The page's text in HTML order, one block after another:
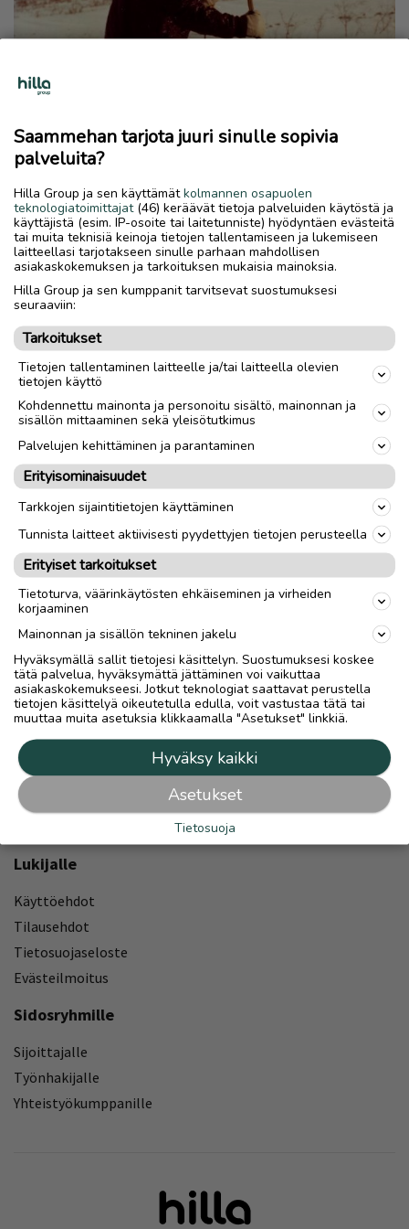
Urho Kekkonen hiihteli Anterissa
kevättalvella 1956 - Kovakuntoinen
presidentti teki satojen kilometrien
hiihtoretken pitkin itärajaa
KOTIMAA8.9.2024
Takaisin ylös
Hilla Group Oyj
Rantakatu 10 / PL 45
Puh: 020 750 4469
Tuottajan yhteystiedot
Medianvapausasetus
Tietosuojalauseke
Tietosuojakuvaus
Tietosuoja-asetukset
Mainostajalle
Mainostajalle
Mediatiedot
Lukijalle
Käyttöehdot
Tilausehdot
Tietosuojaseloste
Evästeilmoitus
Sidosryhmille
Sijoittajalle
Työnhakijalle
Yhteistyökumppanille
Saammehan tarjota juuri sinulle sopivia
palveluita?
Hilla Group ja sen käyttämätkolmannen osapuolen
teknologiatoimittajat(46) keräävät tietoja palveluiden käytöstä ja
käyttäjistä (esim. IP-osoite tai laitetunniste) hyödyntäen evästeitä
tai muita teknisiä keinoja tietojen tallentamiseen ja lukemiseen
laitteellasi tarjotakseen sinulle parhaan mahdollisen
asiakaskokemuksen ja tarkoituksen mukaisia mainoksia.
Hilla Group ja sen kumppanit tarvitsevat suostumuksesi
seuraaviin:
Tarkoitukset
Tietojen tallentaminen laitteelle ja/tai laitteella olevien
tietojen käyttö
Kohdennettu mainonta ja personoitu sisältö, mainonnan ja
sisällön mittaaminen sekä yleisötutkimus
Palvelujen kehittäminen ja parantaminen
Erityisominaisuudet
Tarkkojen sijaintitietojen käyttäminen
Tunnista laitteet aktiivisesti pyydettyjen tietojen perusteella
Erityiset tarkoitukset
Tietoturva, väärinkäytösten ehkäiseminen ja virheiden
korjaaminen
Mainonnan ja sisällön tekninen jakelu
Hyväksymällä sallit tietojesi käsittelyn. Suostumuksesi koskee
tätä palvelua, hyväksymättä jättäminen voi vaikuttaa
asiakaskokemukseesi. Jotkut teknologiat saattavat perustella
tietojen käsittelyä oikeutetulla edulla, voit vastustaa tätä tai
muuttaa muita asetuksia klikkaamalla "Asetukset" linkkiä.
Hyväksy kaikki
Asetukset
Tietosuoja